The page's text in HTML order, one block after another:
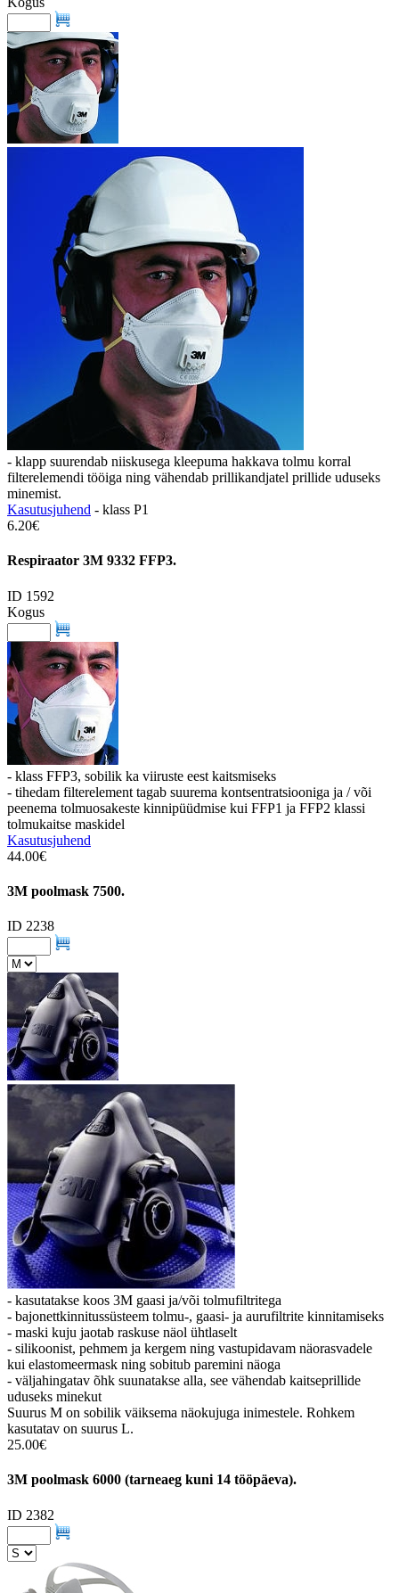
- klapp suurendab niiskusega kleepuma hakkava tolmu korral
filterelemendi tööiga ning vähendab prillikandjatel prillide uduseks
minemist.
Kasutusjuhend - klass P1
6.20€
Respiraator 3M 9332 FFP3.
ID 1592
Kogus
- klass FFP3, sobilik ka viiruste eest kaitsmiseks
- tihedam filterelement tagab suurema kontsentratsiooniga ja / või
peenema tolmuosakeste kinnipüüdmise kui FFP1 ja FFP2 klassi
tolmukaitse maskidel
Kasutusjuhend
44.00€
3M poolmask 7500.
ID 2238
- kasutatakse koos 3M gaasi ja/või tolmufiltritega
- bajonettkinnitussüsteem tolmu-, gaasi- ja aurufiltrite kinnitamiseks
- maski kuju jaotab raskuse näol ühtlaselt
- silikoonist, pehmem ja kergem ning vastupidavam näorasvadele
kui elastomeermask ning sobitub paremini näoga
- väljahingatav õhk suunatakse alla, see vähendab kaitseprillide
uduseks minekut
Suurus M on sobilik väiksema näokujuga inimestele. Rohkem
kasutatav on suurus L.
25.00€
3M poolmask 6000 (tarneaeg kuni 14 tööpäeva).
ID 2382